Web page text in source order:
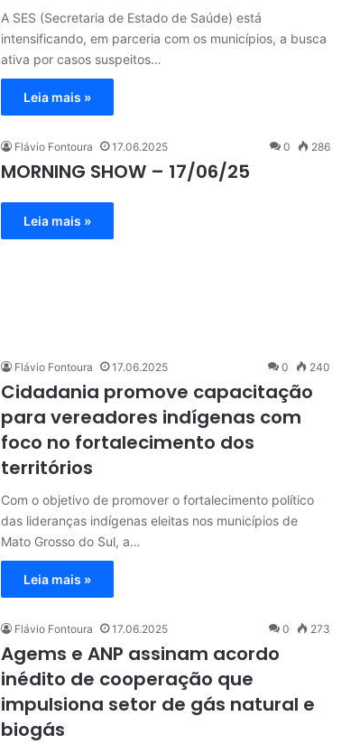
A SES (Secretaria de Estado de Saúde) está
intensificando, em parceria com os municípios, a busca
ativa por casos suspeitos…
Leia mais »
Flávio Fontoura 17.06.2025 0 286
MORNING SHOW – 17/06/25
Leia mais »
Flávio Fontoura 17.06.2025 0 240
Cidadania promove capacitação
para vereadores indígenas com
foco no fortalecimento dos
territórios
Com o objetivo de promover o fortalecimento político
das lideranças indígenas eleitas nos municípios de
Mato Grosso do Sul, a…
Leia mais »
Flávio Fontoura 17.06.2025 0 273
Agems e ANP assinam acordo
inédito de cooperação que
impulsiona setor de gás natural e
biogás